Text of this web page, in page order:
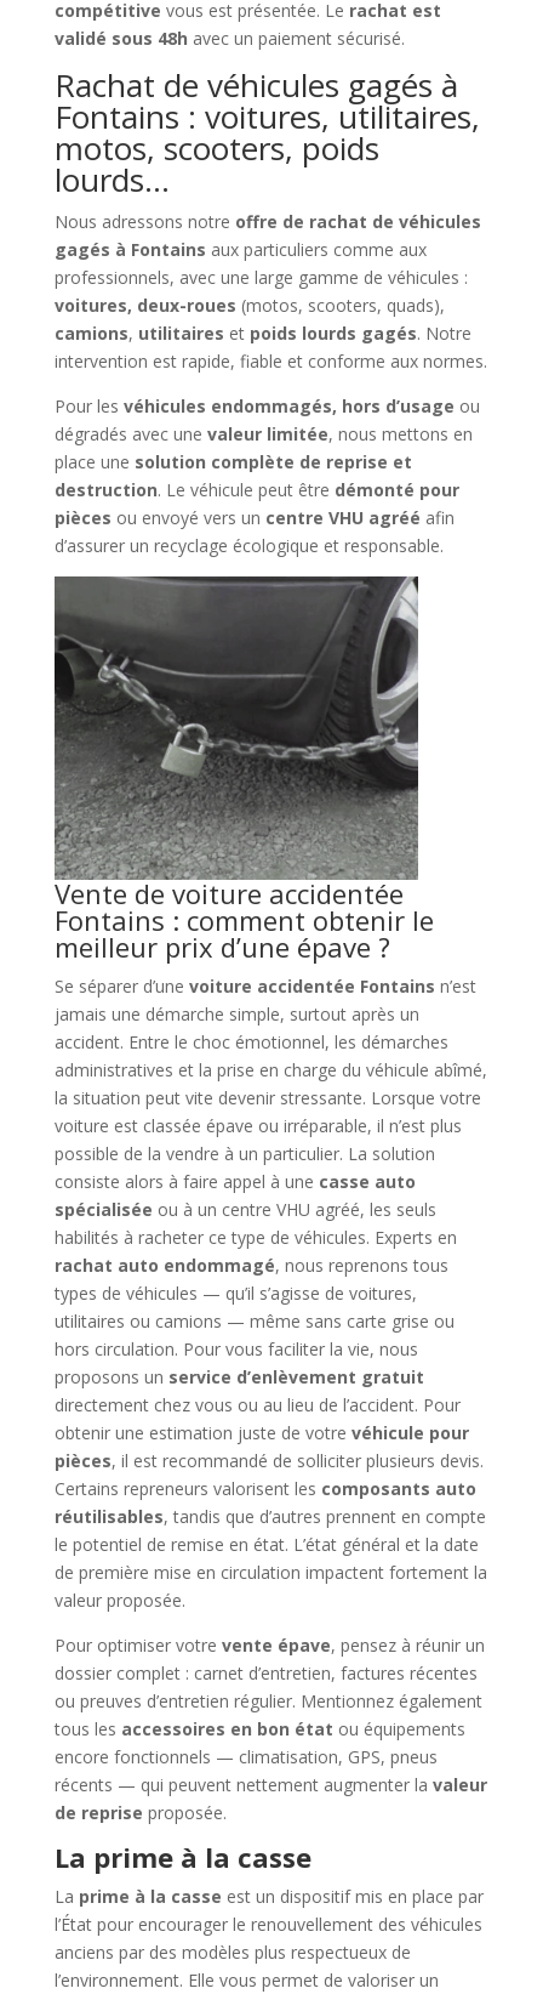
compétitive vous est présentée. Le rachat est
validé sous 48h avec un paiement sécurisé.
Rachat de véhicules gagés à
Fontains : voitures, utilitaires,
motos, scooters, poids
lourds…
Nous adressons notre offre de rachat de véhicules
gagés à Fontains aux particuliers comme aux
professionnels, avec une large gamme de véhicules :
voitures, deux-roues (motos, scooters, quads),
camions, utilitaires et poids lourds gagés. Notre
intervention est rapide, fiable et conforme aux normes.
Pour les véhicules endommagés, hors d’usage ou
dégradés avec une valeur limitée, nous mettons en
place une solution complète de reprise et
destruction. Le véhicule peut être démonté pour
pièces ou envoyé vers un centre VHU agréé afin
d’assurer un recyclage écologique et responsable.
Vente de voiture accidentée
Fontains : comment obtenir le
meilleur prix d’une épave ?
Se séparer d’une voiture accidentée Fontains n’est
jamais une démarche simple, surtout après un
accident. Entre le choc émotionnel, les démarches
administratives et la prise en charge du véhicule abîmé,
la situation peut vite devenir stressante. Lorsque votre
voiture est classée épave ou irréparable, il n’est plus
possible de la vendre à un particulier. La solution
consiste alors à faire appel à une casse auto
spécialisée ou à un centre VHU agréé, les seuls
habilités à racheter ce type de véhicules. Experts en
rachat auto endommagé, nous reprenons tous
types de véhicules — qu’il s’agisse de voitures,
utilitaires ou camions — même sans carte grise ou
hors circulation. Pour vous faciliter la vie, nous
proposons un service d’enlèvement gratuit
directement chez vous ou au lieu de l’accident. Pour
obtenir une estimation juste de votre véhicule pour
pièces, il est recommandé de solliciter plusieurs devis.
Certains repreneurs valorisent les composants auto
réutilisables, tandis que d’autres prennent en compte
le potentiel de remise en état. L’état général et la date
de première mise en circulation impactent fortement la
valeur proposée.
Pour optimiser votre vente épave, pensez à réunir un
dossier complet : carnet d’entretien, factures récentes
ou preuves d’entretien régulier. Mentionnez également
tous les accessoires en bon état ou équipements
encore fonctionnels — climatisation, GPS, pneus
récents — qui peuvent nettement augmenter la valeur
de reprise proposée.
La prime à la casse
La prime à la casse est un dispositif mis en place par
l’État pour encourager le renouvellement des véhicules
anciens par des modèles plus respectueux de
l’environnement. Elle vous permet de valoriser un